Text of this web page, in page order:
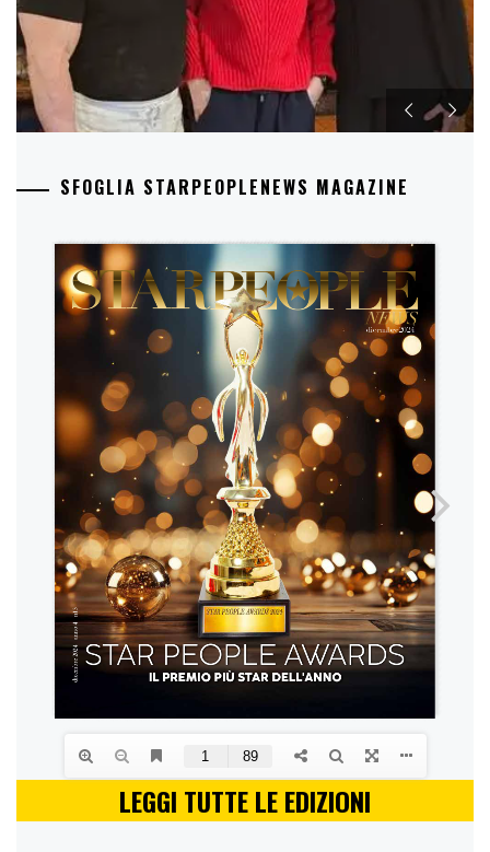
SFOGLIA STARPEOPLENEWS MAGAZINE
LEGGI TUTTE LE EDIZIONI